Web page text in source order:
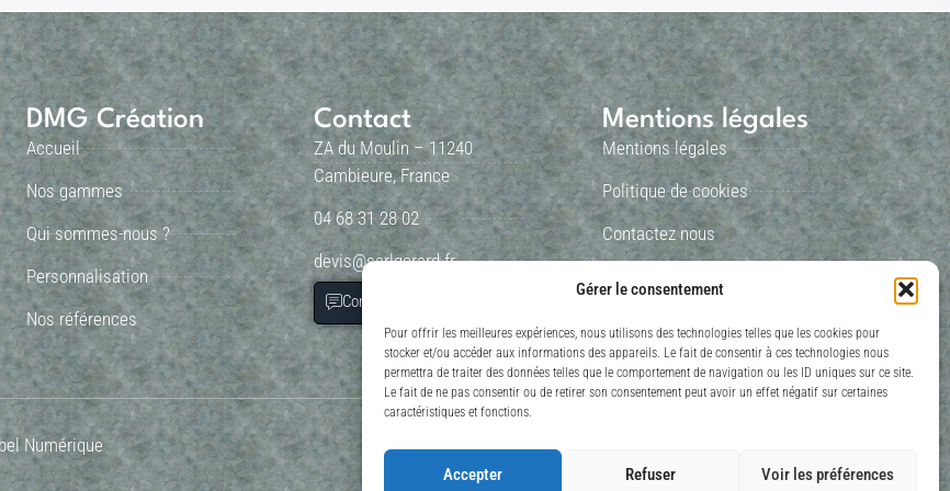
Gérer le consentement
Pour offrir les meilleures expériences, nous utilisons des technologies telles que les cookies pour
stocker et/ou accéder aux informations des appareils. Le fait de consentir à ces technologies nous
permettra de traiter des données telles que le comportement de navigation ou les ID uniques sur ce site.
Le fait de ne pas consentir ou de retirer son consentement peut avoir un effet négatif sur certaines
caractéristiques et fonctions.
Accepter Refuser Voir les préférences
DMG Création
Accueil
Nos gammes
Qui sommes-nous ?
Personnalisation
Nos références
Contact
ZA du Moulin – 11240
Cambieure, France
04 68 31 28 02
devis@sarlgerard.fr
Contactez nous
Mentions légales
Mentions légales
Politique de cookies
Contactez nous
Numérique